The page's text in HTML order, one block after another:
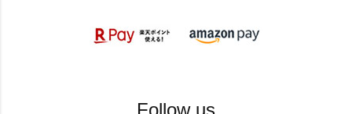
Follow us